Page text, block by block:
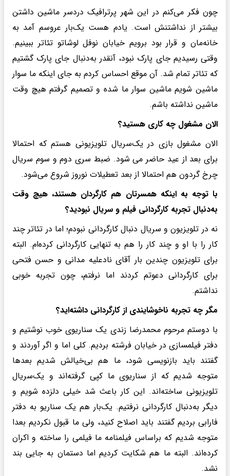
چون فکر می‌کنم در این شهر پرترافیک دردسر ماشین داشتن
بیشتر از نداشتنش است. یادم هست یک‌بار عروسم آمد به
خانه‌مان و قرار بود برویم خیابان نوفل لوشاتو تئاتر ببینیم.
وقتی رسیدیم جای پارک نبود، آنقدر به‌دنبال جای پارک گشتیم
که تئاتر تمام شد. آن موقع احساس کردم به جای اینکه ما سوار
ماشین شویم ماشین سوار ما شده و تصمیم گرفتم هیچ وقت
ماشین نداشته باشم.
الان مشغول چه کاری هستید؟
الان مشغول بازی در یک‌سریال تلویزیونی هستم که احتمالا
برای بعد از عید حاضر می‌ شود. ضبط سری دوم و سوم سریال
چرخ گردون هم احتمالا از بعد تعطیلات نوروز شروع می‌شود.
با توجه به اینکه همسرتان هم کارگردان هستند، هیچ وقت
به‌دنبال تجربه کارگردانی فیلم و سریال نبودید؟
نه در تلویزیون و سریال دنبال کارگردانی نبودم؛ اما در تئاتر چند
کار را با او و چند کار را هم به تنهایی کارگردانی کرده‌ام. البته
برای تلویزیون چندین بار آقای نادعلیه مدانی و حسن فتحی
برای کارگردانی دعوتم کردند اما نرفتم، چون تجربه خوبی
نداشتم.
مگر چه تجربه ناخوشایندی از کارگردانی داشته‌اید؟
با دوستم مرحوم محمدرضا زندی یک سناریوی خوب نوشتیم و
دفتر فیلمسازی در خیابان فرشته بردیم. کلی اما و اگر آوردند و
گفتند باید بازنویسی شود، ما هم بی‌خیالش شدیم بعدها
متوجه شدیم که از سناریوی ما کپی گرفته‌اند و یک‌سریال
تلویزیونی ساخته‌اند. این کار باعث شد خیلی دلزده شویم و
دیگر به‌دنبال کارگردانی نرفتیم. یک‌بار هم یک سناریو به دفتر
فارابی بردیم گفتند باید اصلاح کنید، ولی ما قبول نکردیم بعدا
متوجه شدیم که براساس فیلمنامه ما فیلمی را ساخته و اکران
کرده‌اند. البته ما هم شکایت کردیم اما دستمان به جایی بند
نشد.